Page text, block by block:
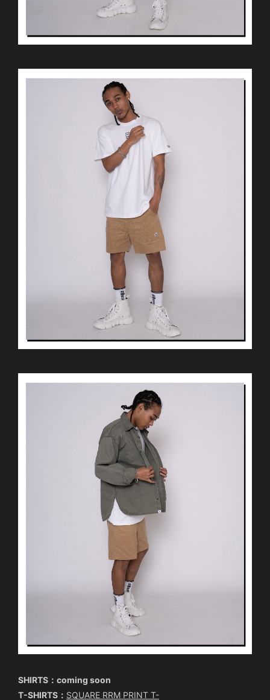
SHIRTS：coming soon
T-SHIRTS： SQUARE RRM PRINT T-